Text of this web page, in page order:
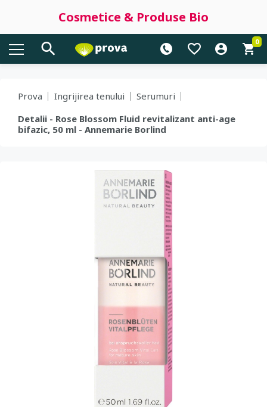
Cosmetice & Produse Bio
0
Prova Ingrijirea tenului
Serumuri
Detalii - Rose Blossom Fluid revitalizant anti-age
bifazic, 50 ml - Annemarie Borlind